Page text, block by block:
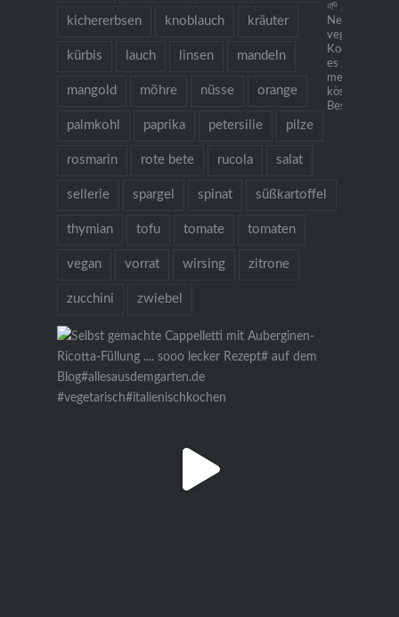
kichererbsen knoblauch kräuter
kürbis lauch linsen mandeln
mangold möhre nüsse orange
palmkohl paprika petersilie pilze
rosmarin rote bete rucola salat
sellerie spargel spinat süßkartoffel
thymian tofu tomate tomaten
vegan vorrat wirsing zitrone
zucchini zwiebel
🌱 grow cook
Neu: mein
vegetarisches
Kochbuch
es gibt
mehr als 130
köstlichen
Bestellung